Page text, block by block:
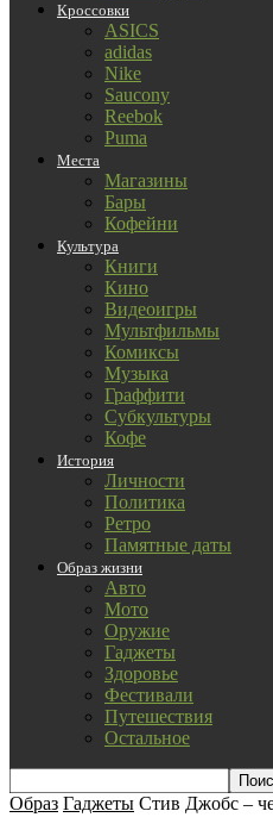
Кроссовки
ASICS
adidas
Nike
Saucony
Reebok
Puma
Места
Магазины
Бары
Кофейни
Культура
Книги
Кино
Видеоигры
Мультфильмы
Комиксы
Музыка
Граффити
Субкультуры
Кофе
История
Личности
Политика
Ретро
Памятные даты
Образ жизни
Авто
Мото
Оружие
Гаджеты
Здоровье
Фестивали
Путешествия
Остальное
Образ Гаджеты Стив Джобс –